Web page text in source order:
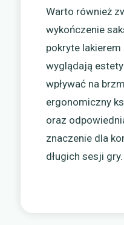
Warto również
wykończenie
pokryte lakierem
wyglądają
wpływać na
ergonomiczny
oraz
znaczenie dla
długich sesji gry.